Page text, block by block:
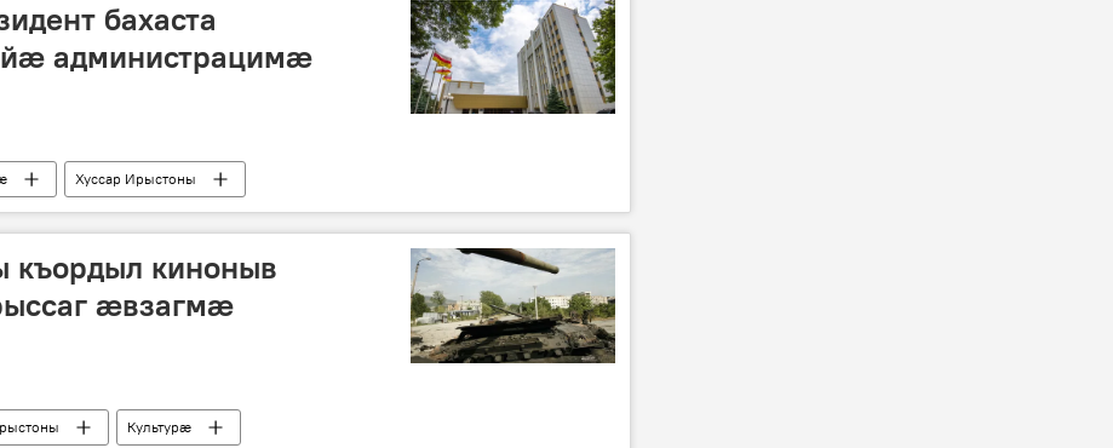
бахаста
администрацимӕ
Хуссар Ирыстоны
къордыл киноныв
æвзагмæ
Культурӕ